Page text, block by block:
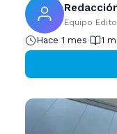
Equipo
Hace 1 mes 1